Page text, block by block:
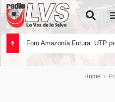
Home